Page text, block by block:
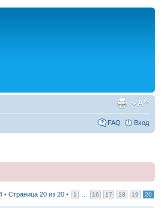
FAQ Вход
• Страница 20 из 20 • 1 16 17 18 19 20